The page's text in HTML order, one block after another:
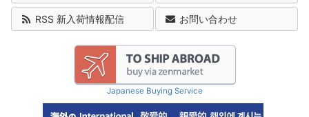
RSS 新入荷情報配信 お問い合わせ
Japanese Buying Service